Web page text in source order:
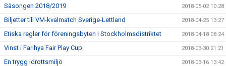
Säsongen 2018/2019 2018-05-02 10:28
Biljetter till VM-kvalmatch Sverige-Lettland 2018-04-25 13:27
Etiska regler för föreningsbyten i Stockholmsdistriktet 2018-04-18 08:24
Vinst i Farihya Fair Play Cup 2018-03-30 21:21
En trygg idrottsmiljö 2018-03-16 13:42